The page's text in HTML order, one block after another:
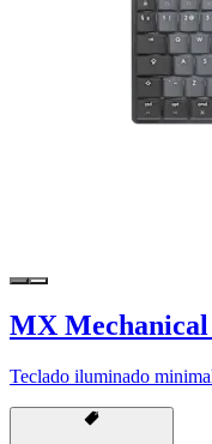
MX
Teclado iluminado